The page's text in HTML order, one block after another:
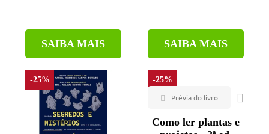
SAIBA MAIS SAIBA MAIS
-25% -25%
Como ler plantas e